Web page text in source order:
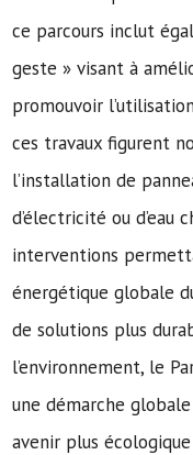
ce parcours inclut
geste » visant à
promouvoir
ces travaux figurent
l’installation de
d’électricité ou d’eau
interventions
énergétique globale
de solutions plus
l’environnement, le
une démarche
avenir plus